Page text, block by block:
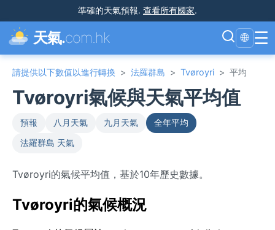
準確的天氣預報. 查看所有國家.
天氣.com.hk 🌐 ☰
請提供以下數值以進行轉換 > 法羅群島 > Tvøroyri > 平均
Tvøroyri氣候與天氣平均值
預報 八月天氣 九月天氣
全年平均
法羅群島 天氣
Tvøroyri的氣候平均值，基於10年歷史數據。
Tvøroyri的氣候概況